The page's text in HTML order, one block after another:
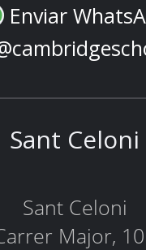
Enviar
Sant Celoni
Sant Celoni
Major,